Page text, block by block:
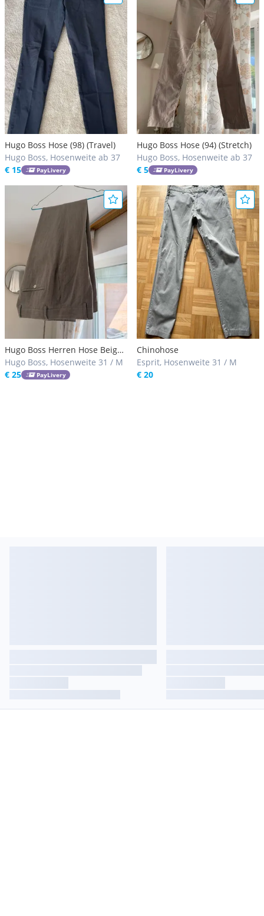
Hugo Boss Hose (98) (Travel)
Hugo Boss, Hosenweite ab 37
€ 15
PayLivery
Hugo Boss Hose (94) (Stretch)
Hugo Boss, Hosenweite ab 37
€ 5
PayLivery
Hugo Boss Herren Hose Beige/
Taupe Gr. 50
Hugo Boss, Hosenweite 31 / M
€ 25
PayLivery
Chinohose
Esprit, Hosenweite 31 / M
€ 20